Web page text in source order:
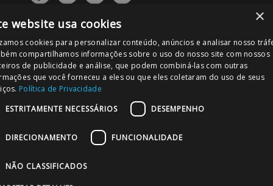
PODE CONFIAR!
×
website usa cookies
cookies para personalizar conteúdo, anúncios e analisar nosso
compartilhamos informações sobre o uso do nosso site com nossos
de publicidade e análise, que podem combiná-las com outras
que você forneceu a eles ou que eles coletaram do uso de seus
Política de Privacidade
ESTRITAMENTE NECESSÁRIOS
DESEMPENHO
DIRECIONAMENTO FUNCIONALIDADE
NÃO CLASSIFICADOS